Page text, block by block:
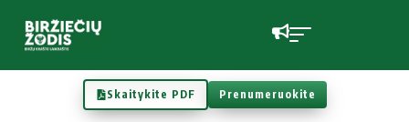
Skaitykite PDF Prenumeruokite